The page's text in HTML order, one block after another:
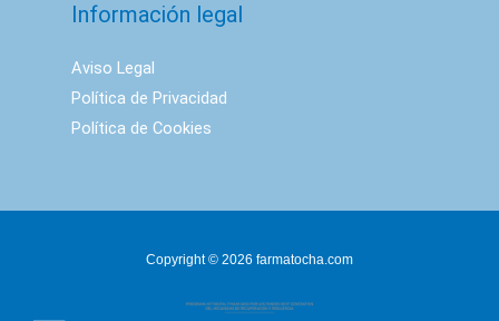
Información legal
Aviso Legal
Política de Privacidad
Política de Cookies
Copyright © 2026 farmatocha.com